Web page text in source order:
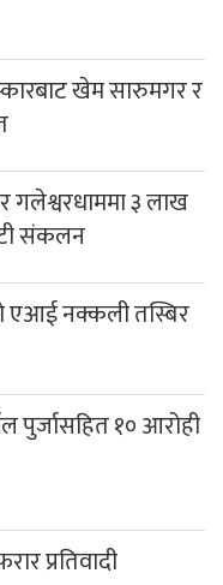
खेम सारुमगर र
गलेश्वरधाममा ३ लाख
संकलन
एआई नक्कली तस्बिर
पुर्जासहित १० आरोही